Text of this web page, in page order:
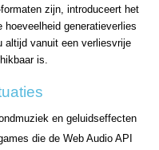
zijn, introduceert het
generatieverlies
vanuit een verliesvrije
is.
en geluidseffecten
die de Web Audio API